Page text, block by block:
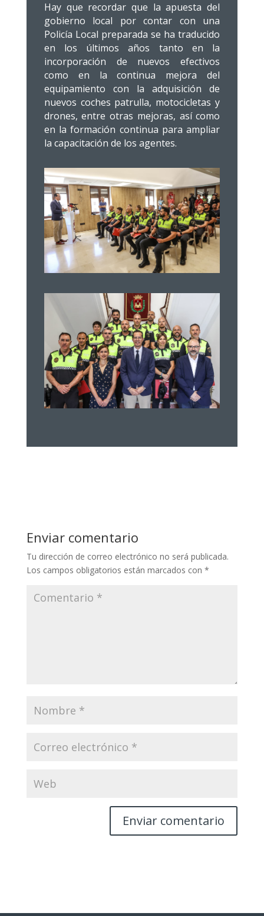
Hay que recordar que la apuesta del
gobierno local por contar con una
Policía Local preparada se ha traducido
en los últimos años tanto en la
incorporación de nuevos efectivos
como en la continua mejora del
equipamiento con la adquisición de
nuevos coches patrulla, motocicletas y
drones, entre otras mejoras, así como
en la formación continua para ampliar
la capacitación de los agentes.
Enviar comentario
Tu dirección de correo electrónico no será publicada.
Los campos obligatorios están marcados con *